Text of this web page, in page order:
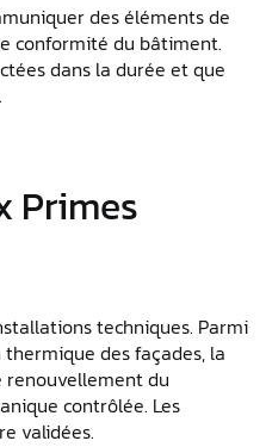
des éléments de
conformité du bâtiment.
dans la durée et que
Primes
techniques. Parmi
des façades, la
renouvellement du
contrôlée. Les
validées.